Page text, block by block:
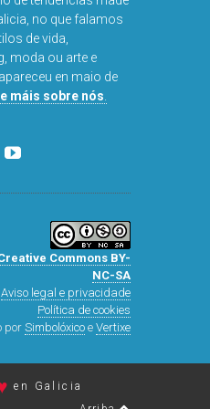
no que falamos
de vida,
moda ou arte e
en maio de
máis sobre nós
Commons BY-
NC-SA
Aviso legal e privacidade
Política de cookies
por Simbolóxicoe Vertixe
en Galicia